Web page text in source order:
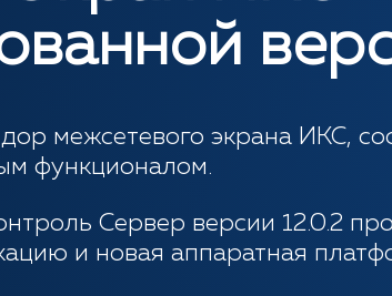
межсетевого экрана ИКС,
функционалом.
Сервер версии 12.0.2
и новая аппаратная